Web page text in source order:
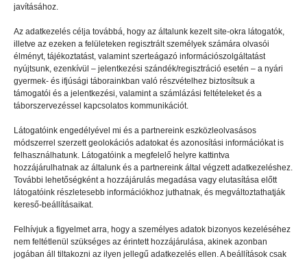
javításához.
Az adatkezelés célja továbbá, hogy az általunk kezelt site-okra látogatók,
illetve az ezeken a felületeken regisztrált személyek számára olvasói
élményt, tájékoztatást, valamint szerteágazó információszolgáltatást
nyújtsunk, ezenkívül – jelentkezési szándék/regisztráció esetén – a nyári
gyermek- és ifjúsági táborainkban való részvételhez biztosítsuk a
támogatói és a jelentkezési, valamint a számlázási feltételeket és a
táborszervezéssel kapcsolatos kommunikációt.
Látogatóink engedélyével mi és a partnereink eszközleolvasásos
módszerrel szerzett geolokációs adatokat és azonosítási információkat is
felhasználhatunk. Látogatóink a megfelelő helyre kattintva
hozzájárulhatnak az általunk és a partnereink által végzett adatkezeléshez.
További lehetőségként a hozzájárulás megadása vagy elutasítása előtt
látogatóink részletesebb információkhoz juthatnak, és megváltoztathatják
kereső-beállításaikat.
Felhívjuk a figyelmet arra, hogy a személyes adatok bizonyos kezeléséhez
nem feltétlenül szükséges az érintett hozzájárulása, akinek azonban
jogában áll tiltakozni az ilyen jellegű adatkezelés ellen. A beállítások csak
No para, figyelünk mindenre
INTERJÚ 2022.10.07.